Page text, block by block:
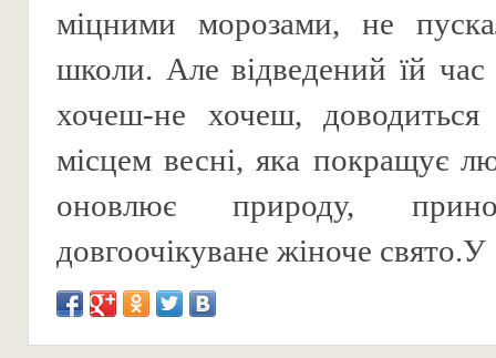
міцними морозами, не
школи. Але відведений їй час
хочеш-не хочеш, доводиться
місцем весні, яка покращує
оновлює природу,
довгоочікуване жіноче свято.У